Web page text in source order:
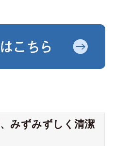
みずみずしく清潔